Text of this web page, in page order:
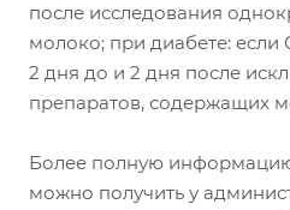
после исследования
молоко; при диабете:
2 дня до и 2 дня после
препаратов, содержащих
Более полную
можно получить у